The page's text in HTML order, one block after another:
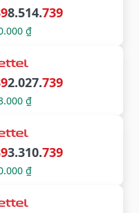
8.514.739
₫
2.027.739
₫
3.310.739
₫